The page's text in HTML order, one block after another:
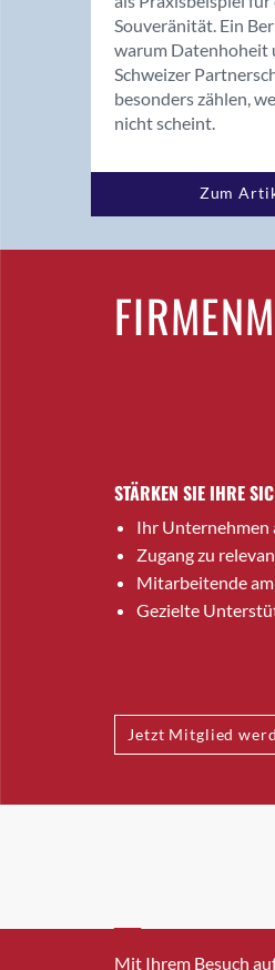
Souveränität. Ein
warum Datenhoheit
Schweizer
besonders zählen,
nicht scheint.
Zum
STÄRKEN SIE IHRE
Ihr Unternehmen
Zugang zu
Mitarbeitende
Gezielte
Jetzt Mitglied
Mit Ihrem Besuch